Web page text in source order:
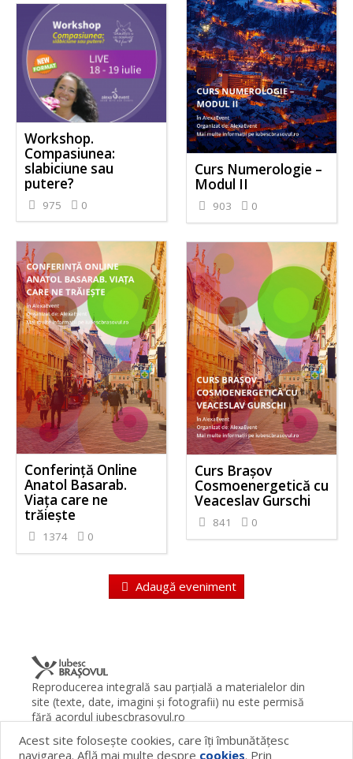
Curs Numerologie –
Modul II
903 0
Workshop.
Compasiunea:
slabiciune sau
putere?
975 0
Conferință Online
Anatol Basarab.
Viața care ne
trăiește
1374 0
Curs Brașov
Cosmoenergetică cu
Veaceslav Gurschi
841 0
Adaugă eveniment
Reproducerea integrală sau parţială a materialelor din
site (texte, date, imagini şi fotografii) nu este permisă
fără acordul iubescbrasovul.ro
Termeni şi condiţii
Contact Despre proiect
FAQ
Acest site foloseşte cookies, care îţi îmbunătăţesc
navigarea. Află mai multe despre cookies. Prin